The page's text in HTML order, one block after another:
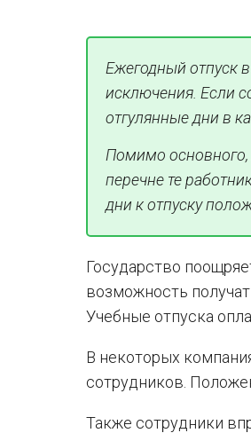
Ежегодный отпуск
исключения. Если
отгулянные дни в
Помимо основного,
перечне те
дни к отпуску
Государство
возможность
Учебные отпуска
В некоторых
сотрудников.
Также сотрудники